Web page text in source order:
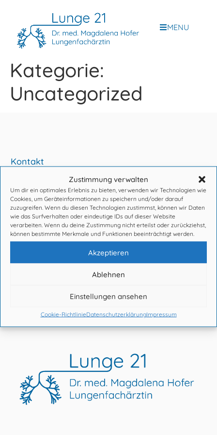
Zustimmung verwalten
Um dir ein optimales Erlebnis zu bieten, verwenden wir Technologien wie
Cookies, um Geräteinformationen zu speichern und/oder darauf
zuzugreifen. Wenn du diesen Technologien zustimmst, können wir Daten
wie das Surfverhalten oder eindeutige IDs auf dieser Website
verarbeiten. Wenn du deine Zustimmung nicht erteilst oder zurückziehst,
können bestimmte Merkmale und Funktionen beeinträchtigt werden.
Akzeptieren
Ablehnen
Einstellungen ansehen
Cookie-RichtlinieDatenschutzerklärungImpressum
MENU
Kategorie:
Uncategorized
Links
Kontakt
Trillergasse 8/Top 1A
1210 Wien
+43 1 3610 112